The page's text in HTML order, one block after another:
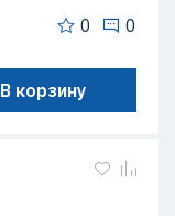
0 0
В корзину